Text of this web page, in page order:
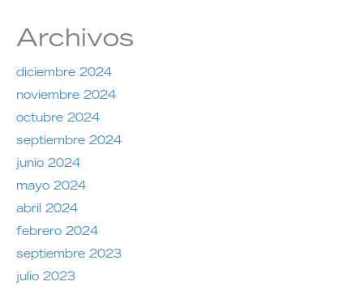
Archivos
diciembre 2024
noviembre 2024
octubre 2024
septiembre 2024
junio 2024
mayo 2024
abril 2024
febrero 2024
septiembre 2023
julio 2023